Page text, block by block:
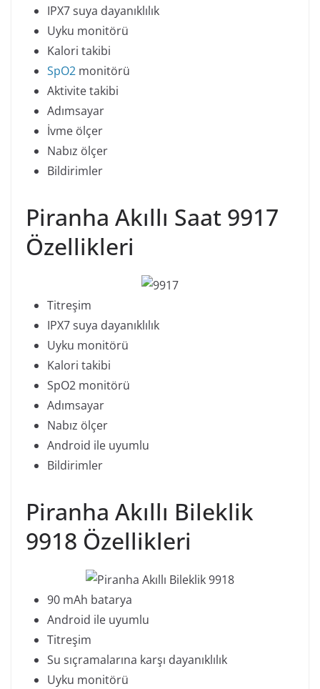
IPX7 suya dayanıklılık
Uyku monitörü
Kalori takibi
SpO2 monitörü
Aktivite takibi
Adımsayar
İvme ölçer
Nabız ölçer
Bildirimler
Piranha Akıllı Saat 9917
Özellikleri
Titreşim
IPX7 suya dayanıklılık
Uyku monitörü
Kalori takibi
SpO2 monitörü
Adımsayar
Nabız ölçer
Android ile uyumlu
Bildirimler
Piranha Akıllı Bileklik
9918 Özellikleri
90 mAh batarya
Android ile uyumlu
Titreşim
Su sıçramalarına karşı dayanıklılık
Uyku monitörü